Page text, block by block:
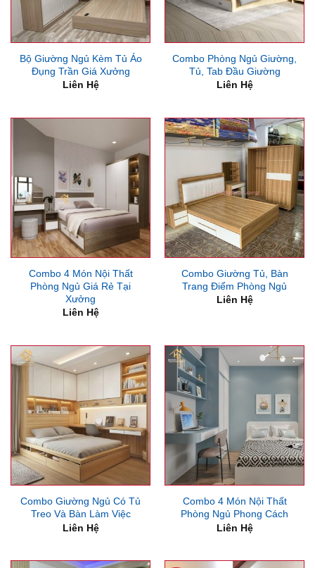
Bộ Giường Ngủ Kèm Tủ Áo
Đụng Trần Giá Xưởng
Liên Hệ
Combo Phòng Ngủ Giường,
Tủ, Tab Đầu Giường
Liên Hệ
Combo 4 Món Nội Thất
Phòng Ngủ Giá Rẻ Tại
Xưởng
Liên Hệ
Combo Giường Tủ, Bàn
Trang Điểm Phòng Ngủ
Liên Hệ
Combo Giường Ngủ Có Tủ
Treo Và Bàn Làm Việc
Liên Hệ
Combo 4 Món Nội Thất
Phòng Ngủ Phong Cách
Liên Hệ